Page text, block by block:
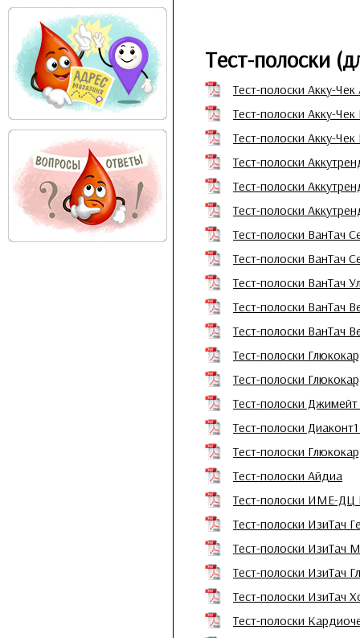
Тест-полоски
Тест-полоски Акку-Чек
Тест-полоски Акку-
Тест-полоски Акку-
Тест-полоски
Тест-полоски
Тест-полоски
Тест-полоски ВанТач
Тест-полоски ВанТач
Тест-полоски ВанТач
Тест-полоски ВанТач
Тест-полоски ВанТач
Тест-полоски
Тест-полоски
Тест-полоски
Тест-полоски
Тест-полоски
Тест-полоски Айдиа
Тест-полоски ИМЕ-ДЦ
Тест-полоски ИзиТач
Тест-полоски ИзиТач
Тест-полоски ИзиТач
Тест-полоски ИзиТач
Тест-полоски